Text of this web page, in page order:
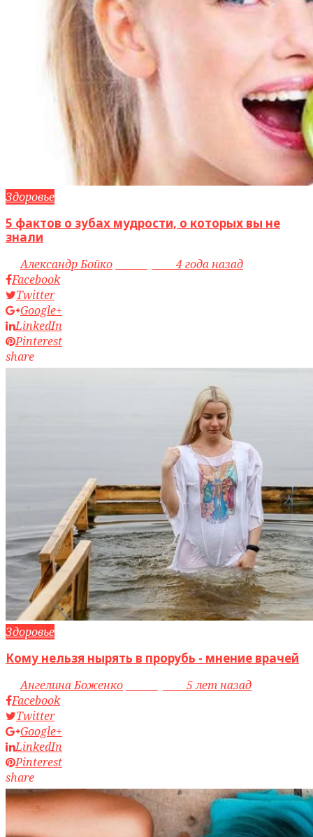
Здоровье
5 фактов о зубах мудрости, о которых вы не
знали
byАлександр Бойко
4 года назад
Facebook
Twitter
Google+
LinkedIn
Pinterest
share
Здоровье
Кому нельзя нырять в прорубь - мнение врачей
byАнгелина Боженко
5 лет назад
Facebook
Twitter
Google+
LinkedIn
Pinterest
share